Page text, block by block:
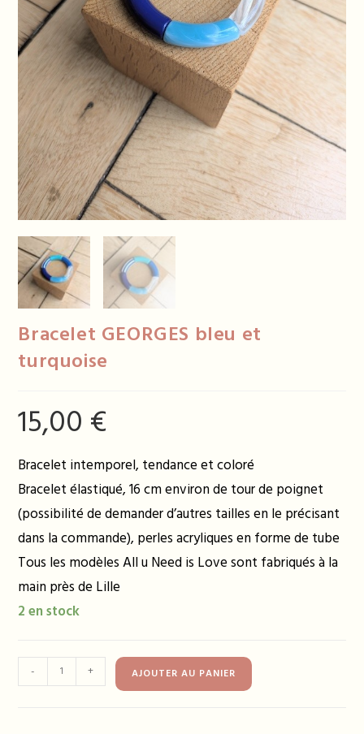
Bracelet GEORGES bleu et
turquoise
15,00 €
Bracelet intemporel, tendance et coloré
Bracelet élastiqué, 16 cm environ de tour de poignet
(possibilité de demander d’autres tailles en le précisant
dans la commande), perles acryliques en forme de tube
Tous les modèles All u Need is Love sont fabriqués à la
main près de Lille
2 en stock
de
- + AJOUTER AU PANIER